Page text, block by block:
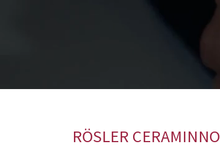
RÖSLER CERAMINNO